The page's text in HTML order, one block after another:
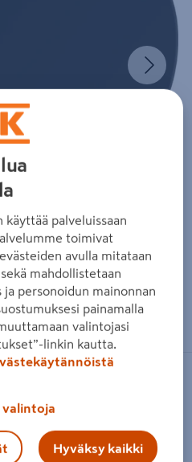
kosketusnäytöllä
musta
koodi :
palveluissaan
toimivat
avulla mitataan
mahdollistetaan
personoidun mainonnan
painamalla
valintojasi
linkin kautta.
valintoja
Hyväksy kaikki